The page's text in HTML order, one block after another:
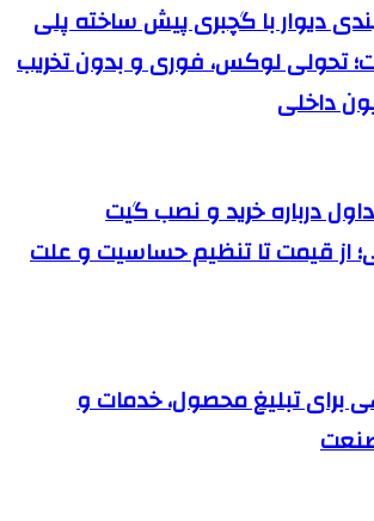
دیوار با گچبری پیش ساخته پلی
تحولی لوکس، فوری و بدون تخریب
داخلی
درباره خرید و نصب گیت
از قیمت تا تنظیم حساسیت و علت
برای تبلیغ محصول، خدمات و
صنعت